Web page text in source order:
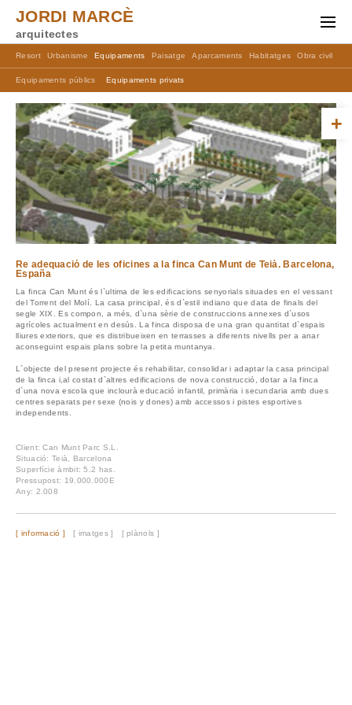
arquitectes
Equipaments públics Equipaments privats
Resort Urbanisme Equipaments Paisatge Aparcaments Habitatges Obra civil
JORDI MARCÈ
+
Re adequació de les oficines a la finca Can Munt de Teià. Barcelona,
España
La finca Can Munt és l`ultima de les edificacions senyorials situades en el vessant
del Torrent del Molí. La casa principal, és d`estil indiano que data de finals del
segle XIX. Es compon, a més, d`una sèrie de construccions annexes d`usos
agrícoles actualment en desús. La finca disposa de una gran quantitat d`espais
lliures exteriors, que es distribueixen en terrasses a diferents nivells per a anar
aconseguint espais plans sobre la petita muntanya.
L`objecte del present projecte és rehabilitar, consolidar i adaptar la casa principal
de la finca i,al costat d`altres edificacions de nova construcció, dotar a la finca
d`una nova escola que inclourà educació infantil, primària i secundaria amb dues
centres separats per sexe (nois y dones) amb accessos i pistes esportives
independents.
Client: Can Munt Parc S.L.
Situació: Teià, Barcelona
Superfície àmbit: 5.2 has.
Pressupost: 19.000.000E
Any: 2.008
[ informació ] [ imatges ] [ plànols ]